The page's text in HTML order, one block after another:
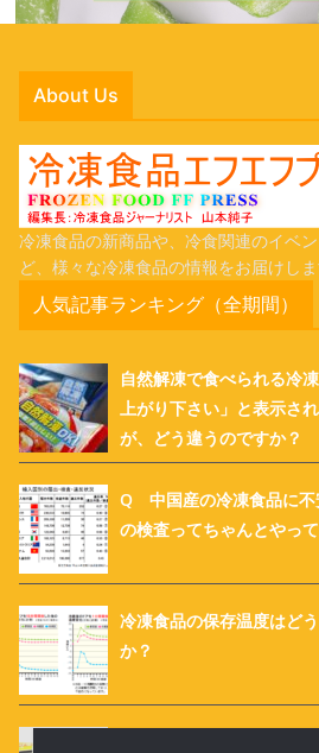
About Us
冷凍食品の新商品や、冷食関連のイベ
ど、様々な冷凍食品の情報をお届けしま
人気記事ランキング（全期間）
自然解凍で食べられる冷
上がり下さい」と表示さ
が、どう違うのですか？
Q 中国産の冷凍食品に不
の検査ってちゃんとやっ
冷凍食品の保存温度はど
か？